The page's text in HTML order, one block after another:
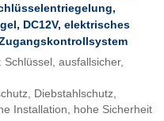
DC12V, elektrisches
ausfallsicher,
Diebstahlschutz,
Installation, hohe Sicherheit